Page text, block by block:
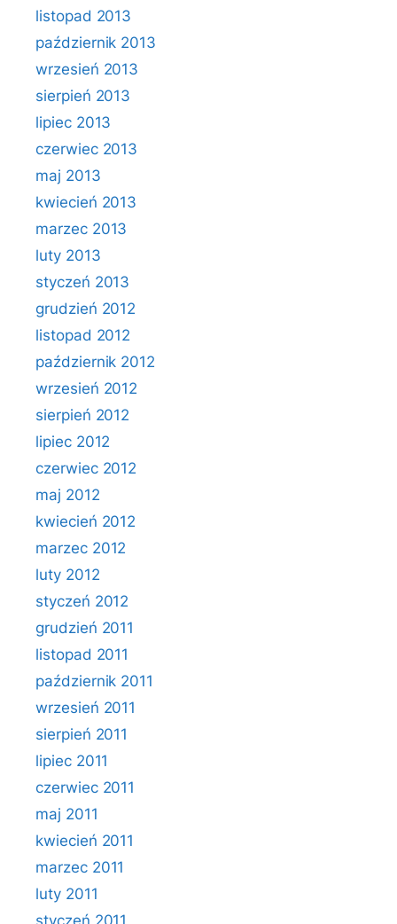
listopad 2013
październik 2013
wrzesień 2013
sierpień 2013
lipiec 2013
czerwiec 2013
maj 2013
kwiecień 2013
marzec 2013
luty 2013
styczeń 2013
grudzień 2012
listopad 2012
październik 2012
wrzesień 2012
sierpień 2012
lipiec 2012
czerwiec 2012
maj 2012
kwiecień 2012
marzec 2012
luty 2012
styczeń 2012
grudzień 2011
listopad 2011
październik 2011
wrzesień 2011
sierpień 2011
lipiec 2011
czerwiec 2011
maj 2011
kwiecień 2011
marzec 2011
luty 2011
styczeń 2011